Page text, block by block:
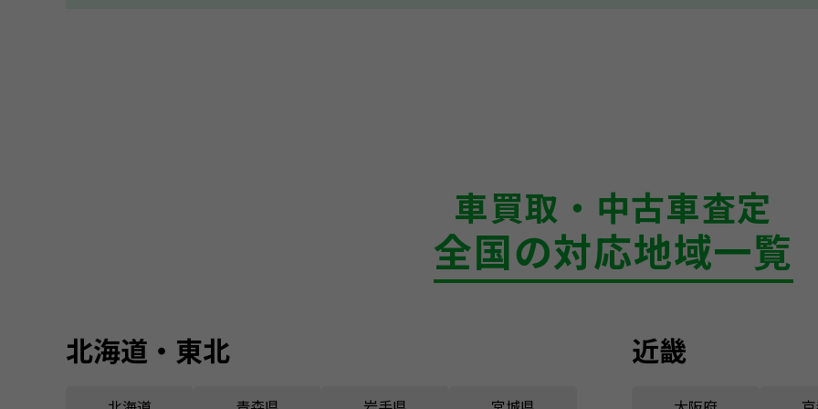
車買取・中古車査定
全国の対応地域一覧
北海道・東北 近畿